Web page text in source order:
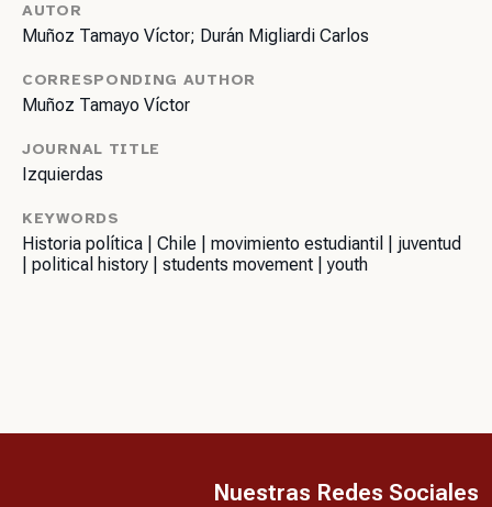
AUTOR
Muñoz Tamayo Víctor; Durán Migliardi Carlos
CORRESPONDING AUTHOR
Muñoz Tamayo Víctor
JOURNAL TITLE
Izquierdas
KEYWORDS
Historia política | Chile | movimiento estudiantil | juventud
| political history | students movement | youth
Nuestras Redes Sociales